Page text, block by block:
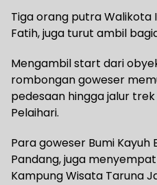
Tiga orang putra Walikota
Fatih, juga turut ambil
Mengambil start dari
rombongan goweser
pedesaan hingga jalur
Pelaihari.
Para goweser Bumi Kayuh
Pandang, juga
Kampung Wisata Taruna